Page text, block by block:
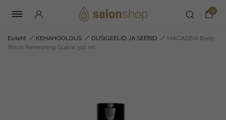
0
Esileht / KEHAHOOLDUS / DUŠIGEELID JA SEEBID / MACADEIA Body
Wash Refreshing Guava 300 ml